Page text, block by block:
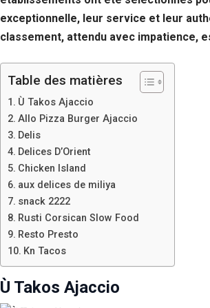
exceptionnelle, leur service et leur
classement, attendu avec impatience,
Table des matières
Ù Takos Ajaccio
Allo Pizza Burger Ajaccio
Delis
Delices D’Orient
Chicken Island
aux delices de miliya
snack 2222
Rusti Corsican Slow Food
Resto Presto
Kn Tacos
Ù Takos Ajaccio